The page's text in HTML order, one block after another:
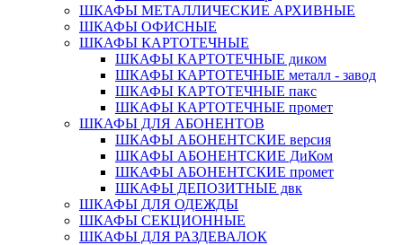
ШКАФЫ МЕТАЛЛИЧЕСКИЕ АРХИВНЫЕ
ШКАФЫ ОФИСНЫЕ
ШКАФЫ КАРТОТЕЧНЫЕ
ШКАФЫ КАРТОТЕЧНЫЕ диком
ШКАФЫ КАРТОТЕЧНЫЕ металл - завод
ШКАФЫ КАРТОТЕЧНЫЕ пакс
ШКАФЫ КАРТОТЕЧНЫЕ промет
ШКАФЫ ДЛЯ АБОНЕНТОВ
ШКАФЫ АБОНЕНТСКИЕ версия
ШКАФЫ АБОНЕНТСКИЕ ДиКом
ШКАФЫ АБОНЕНТСКИЕ промет
ШКАФЫ ДЕПОЗИТНЫЕ двк
ШКАФЫ ДЛЯ ОДЕЖДЫ
ШКАФЫ СЕКЦИОННЫЕ
ШКАФЫ ДЛЯ РАЗДЕВАЛОК